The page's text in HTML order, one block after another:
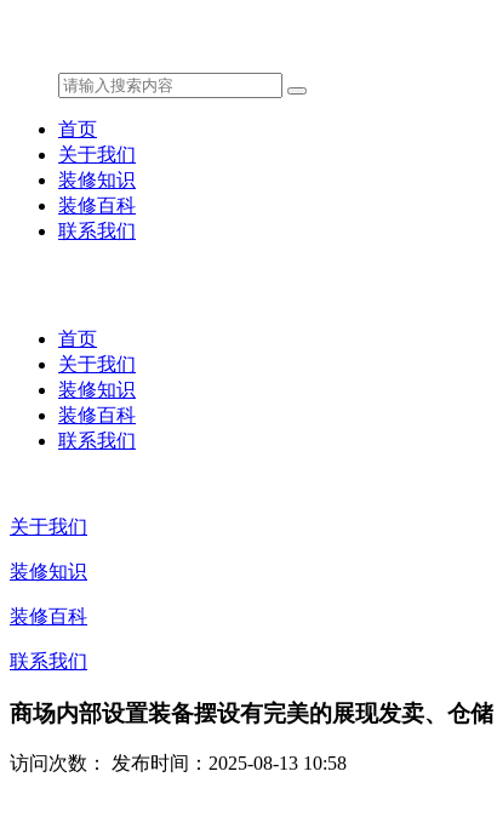
首页
关于我们
装修知识
装修百科
联系我们
首页
关于我们
装修知识
装修百科
联系我们
关于我们
装修知识
装修百科
联系我们
商场内部设置装备摆设有完美的展现发卖、仓储
访问次数： 发布时间：2025-08-13 10:58